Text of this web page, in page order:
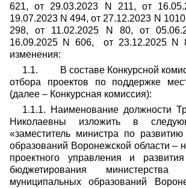
621, от 29.03.2023 N 211, от
19.07.2023 N 494, от 27.12.2023 N
298, от 11.02.2025 N 80, от
16.09.2025 N 606, от 23.12.2025 N
изменения:
1.1. В составе Конкурсной
отбора проектов по поддержке
(далее – Конкурсная комиссия):
1.1.1. Наименование должности
Николаевны изложить в
«заместитель министра по
образований Воронежской области –
проектного управления и
бюджетирования
муниципальных образований